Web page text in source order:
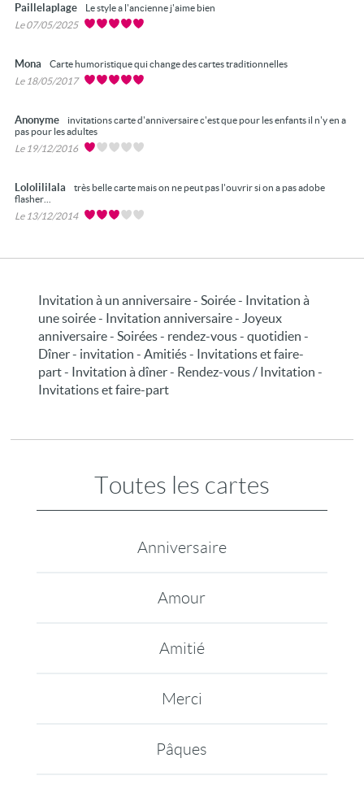
Paillelaplage
Le style a l'ancienne j'aime bien
Le 07/05/2025
Mona
Carte humoristique qui change des cartes traditionnelles
Le 18/05/2017
Anonyme
invitations carte d'anniversaire c'est que pour les enfants il n'y en a
pas pour les adultes
Le 19/12/2016
Lololililala
très belle carte mais on ne peut pas l'ouvrir si on a pas adobe
flasher...
Le 13/12/2014
Invitation à un anniversaire - Soirée - Invitation à
une soirée - Invitation anniversaire - Joyeux
anniversaire - Soirées - rendez-vous - quotidien -
Dîner - invitation - Amitiés - Invitations et faire-
part - Invitation à dîner - Rendez-vous / Invitation -
Invitations et faire-part
Toutes les cartes
Anniversaire
Amour
Amitié
Merci
Pâques